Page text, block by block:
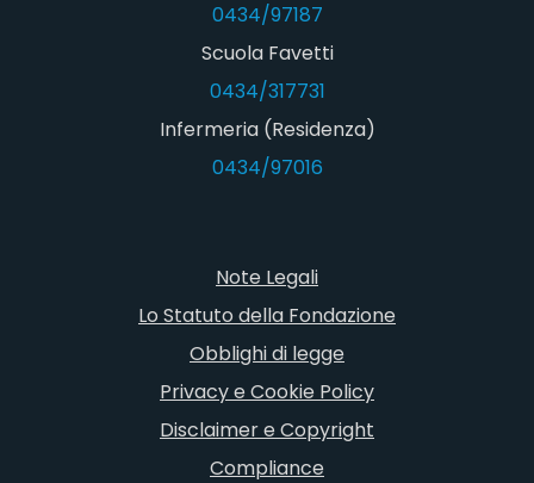
0434/97187
Scuola Favetti
0434/317731
Infermeria (Residenza)
0434/97016
Note Legali
Lo Statuto della Fondazione
Obblighi di legge
Privacy e Cookie Policy
Disclaimer e Copyright
Compliance